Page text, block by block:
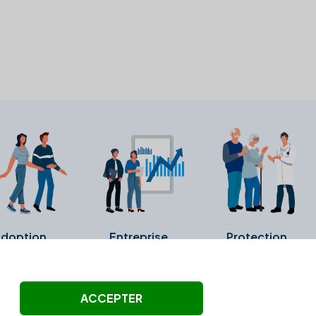
Entreprise Protection
ni été vérifiés par Alexia.fr.
ACCEPTER